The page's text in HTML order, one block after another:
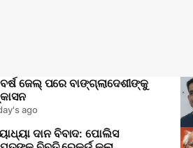
ଜେଲ୍ ପରେ ବାଙ୍ଗ୍ଲାଦେଶୀଙ୍କୁ
ago
ଦାନ ବିବାଦ: ପୋଲିସ